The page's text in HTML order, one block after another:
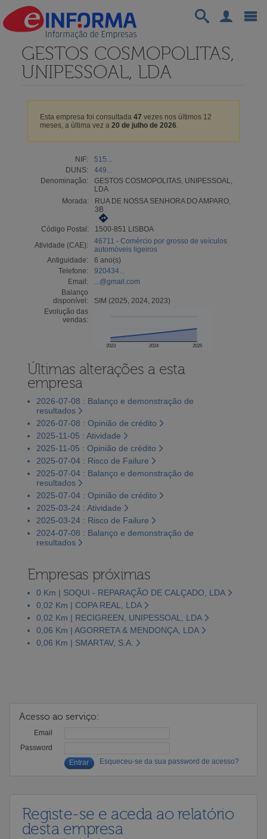
GESTOS COSMOPOLITAS,
UNIPESSOAL, LDA
Esta empresa foi consultada 47 vezes nos últimos 12
meses, a última vez a 20 de julho de 2026.
NIF:
515...
DUNS:
449...
Denominação:
GESTOS COSMOPOLITAS, UNIPESSOAL,
LDA
Morada:
RUA DE NOSSA SENHORA DO AMPARO,
3B
Código Postal:
1500-851 LISBOA
Atividade (CAE):
46711 - Comércio por grosso de veículos
automóveis ligeiros
Antiguidade:
6 ano(s)
Telefone:
920434...
Email:
...@gmail.com
Balanço
disponível:
SIM (2025, 2024, 2023)
Evolução das
vendas:
2023 2024 2025
Últimas alterações a esta
empresa
2026-07-08 : Balanço e demonstração de
resultados
2026-07-08 : Opinião de crédito
2025-11-05 : Atividade
2025-11-05 : Opinião de crédito
2025-07-04 : Risco de Failure
2025-07-04 : Balanço e demonstração de
resultados
2025-07-04 : Opinião de crédito
2025-03-24 : Atividade
2025-03-24 : Risco de Failure
2024-07-08 : Balanço e demonstração de
resultados
Empresas próximas
0 Km | SOQUI - REPARAÇÃO DE CALÇADO, LDA
0,02 Km | COPA REAL, LDA
0,02 Km | RECIGREEN, UNIPESSOAL, LDA
0,06 Km | AGORRETA & MENDONÇA, LDA
0,06 Km | SMARTAV, S.A.
Acesso ao serviço:
Email
Password
Esqueceu-se da sua password de acesso?
Registe-se e aceda ao relatório
desta empresa